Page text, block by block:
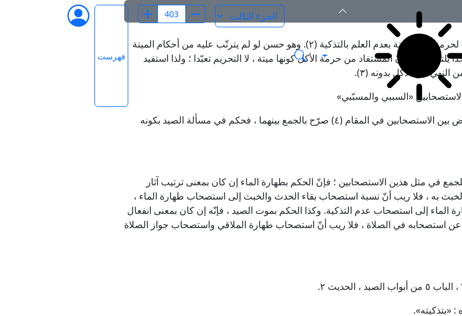
فهرست
لحرمة أكل الميتة بعدم العلم بالتذكية (٢)
. وهو حسن لو لم يترتّب عليه من أحكام الميتة
يلتزمه ، مع أنّ المستفاد من حرمة الأكل كونها ميتة ، لا التحريم تعبّدا ؛ ولذا استفيد
النهي عن الأكل بدونه (٣)
.
«السببي والمسبّبي»
بين الاستصحابين في المقام (٤)
صرّح بالجمع بينهما ، فحكم في مسألة الصيد بكونه
في مثل هذين الاستصحابين ؛ فإنّ الحكم بطهارة الماء إن كان بمعنى ترتيب آثار
به ، فلا ريب أنّ نسبة استصحاب بقاء الحدث والخبث إلى استصحاب طهارة الماء ،
الماء إلى استصحاب عدم التذكية. وكذا الحكم بموت الصيد ، فإنّه إن كان بمعنى انفعال
عن استصحابه في الصلاة ، فلا ريب أنّ استصحاب طهارة الملاقي واستصحاب جواز الصلاة